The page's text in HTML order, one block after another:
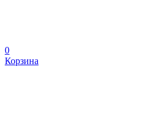
0
Корзина